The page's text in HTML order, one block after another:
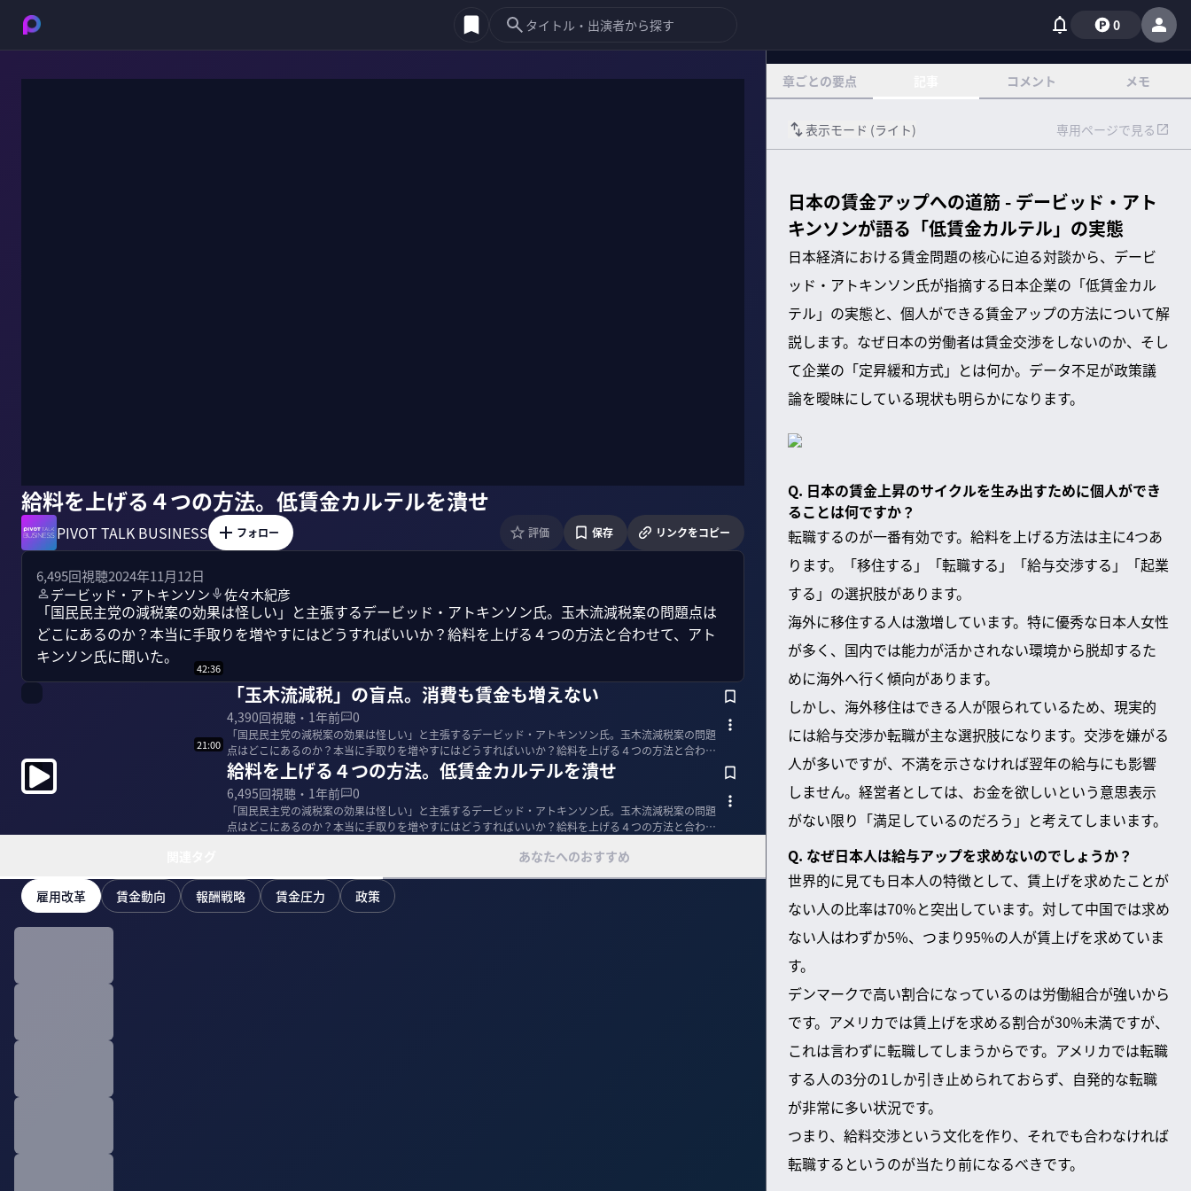
0
給料を上げる４つの方法。低賃金カルテルを潰せ
PIVOT TALK BUSINESS フォロー 評価 保存 リンクをコピー
6,495回視聴2024年11月12日
デービッド・アトキンソン
佐々木紀彦
「国民民主党の減税案の効果は怪しい」と主張するデービッド・アトキンソン氏。玉木流減税案の問題点は
どこにあるのか？本当に手取りを増やすにはどうすればいいか？給料を上げる４つの方法と合わせて、アト
キンソン氏に聞いた。
42:36
「玉木流減税」の盲点。消費も賃金も増えない
4,390回視聴・ 1年前 0
「国民民主党の減税案の効果は怪しい」と主張するデービッド・アトキンソン氏。玉木流減税案の問題
点はどこにあるのか？本当に手取りを増やすにはどうすればいいか？給料を上げる４つの方法と合わせ
て、アトキンソン...
21:00
給料を上げる４つの方法。低賃金カルテルを潰せ
6,495回視聴・ 1年前 0
「国民民主党の減税案の効果は怪しい」と主張するデービッド・アトキンソン氏。玉木流減税案の問題
点はどこにあるのか？本当に手取りを増やすにはどうすればいいか？給料を上げる４つの方法と合わせ
あなたへのおすすめ
雇用改革 賃金動向 報酬戦略 賃金圧力 政策
章ごとの要点 コメント メモ
表示モード (ライト) 専用ページで見る
日本の賃金アップへの道筋 - デービッド・アト
キンソンが語る「低賃金カルテル」の実態
日本経済における賃金問題の核心に迫る対談から、デービ
ッド・アトキンソン氏が指摘する日本企業の「低賃金カル
テル」の実態と、個人ができる賃金アップの方法について解
説します。なぜ日本の労働者は賃金交渉をしないのか、そし
て企業の「定昇緩和方式」とは何か。データ不足が政策議
論を曖昧にしている現状も明らかになります。
Q. 日本の賃金上昇のサイクルを生み出すために個人ができ
ることは何ですか？
転職するのが一番有効です。給料を上げる方法は主に4つあ
ります。「移住する」「転職する」「給与交渉する」「起業
する」の選択肢があります。
海外に移住する人は激増しています。特に優秀な日本人女性
が多く、国内では能力が活かされない環境から脱却するた
めに海外へ行く傾向があります。
しかし、海外移住はできる人が限られているため、現実的
には給与交渉か転職が主な選択肢になります。交渉を嫌がる
人が多いですが、不満を示さなければ翌年の給与にも影響
しません。経営者としては、お金を欲しいという意思表示
がない限り「満足しているのだろう」と考えてしまいます。
Q. なぜ日本人は給与アップを求めないのでしょうか？
世界的に見ても日本人の特徴として、賃上げを求めたことが
ない人の比率は70%と突出しています。対して中国では求め
ない人はわずか5%、つまり95%の人が賃上げを求めていま
す。
デンマークで高い割合になっているのは労働組合が強いから
です。アメリカでは賃上げを求める割合が30%未満ですが、
これは言わずに転職してしまうからです。アメリカでは転職
する人の3分の1しか引き止められておらず、自発的な転職
が非常に多い状況です。
つまり、給料交渉という文化を作り、それでも合わなければ
転職するというのが当たり前になるべきです。